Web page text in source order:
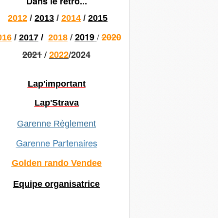
2012 / 2013 / 2014 / 2015
/ 2017/ 2018 / 2019 /2020
2021/2022/2024
Lap'important
Lap'Strava
Garenne Règlement
Garenne Partenaires
Golden rando Vendee
Equipe organisatrice